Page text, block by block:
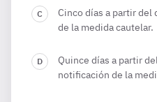
Cinco días a partir del
de la medida cautelar.
Quince días a partir
notificación de la